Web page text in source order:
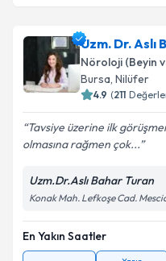
Uzm. Dr. Aslı
Nöroloji (Beyin
Bursa, Nilüfer
4.9 (211
Tavsiye üzerine ilk
olmasına rağmen çok...
Uzm.Dr.Aslı Bahar Turan
Konak Mah. Lefkoşe Cad.
En Yakın Saatler